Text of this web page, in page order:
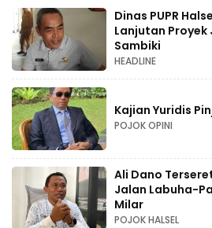
Dinas PUPR
Lanjutan Proyek
Sambiki
HEADLINE
Kajian Yuridis
POJOK OPINI
Ali Dano
Jalan Labuha-
Milar
POJOK HALSEL